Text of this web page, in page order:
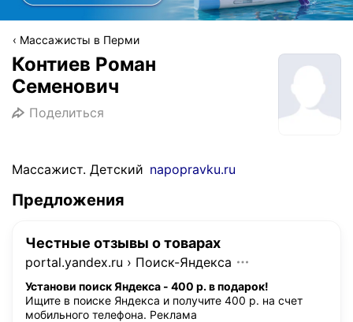
Массажисты в Перми
Контиев Роман
Семенович
Поделиться
Массажист. Детский napopravku.ru
Предложения
Честные отзывы о товарах
portal.yandex.ru › Поиск-Яндекса
Установи поиск Яндекса - 400 р. в подарок!
Ищите в поиске Яндекса и получите 400 р. на счет
мобильного телефона. Реклама